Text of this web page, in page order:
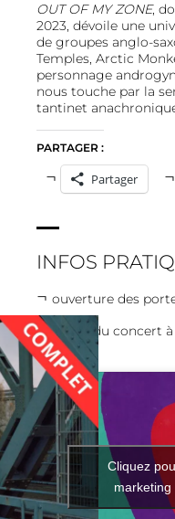
OUT OF MY ZONE,
2023, dévoile une
de groupes anglo-
Temples, Arctic
personnage
nous touche par la
tantinet
PARTAGER :
Partager
INFOS
ouverture des
début du concert
Cliquez